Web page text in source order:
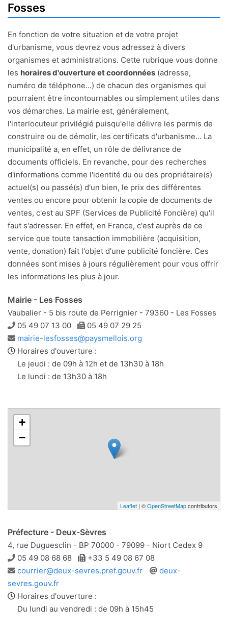
Fosses
En fonction de votre situation et de votre projet
d'urbanisme, vous devrez vous adressez à divers
organismes et administrations. Cette rubrique vous donne
les horaires d'ouverture et coordonnées (adresse,
numéro de téléphone...) de chacun des organismes qui
pourraient être incontournables ou simplement utiles dans
vos démarches. La mairie est, généralement,
l'interlocuteur privilégié puisqu'elle délivre les permis de
construire ou de démolir, les certificats d'urbanisme... La
municipalité a, en effet, un rôle de délivrance de
documents officiels. En revanche, pour des recherches
d'informations comme l'identité du ou des propriétaire(s)
actuel(s) ou passé(s) d'un bien, le prix des différentes
ventes ou encore pour obtenir la copie de documents de
ventes, c'est au SPF (Services de Publicité Foncière) qu'il
faut s'adresser. En effet, en France, c'est auprès de ce
service que toute tansaction immobilière (acquisition,
vente, donation) fait l'objet d'une publicité foncière. Ces
données sont mises à jours régulièrement pour vous offrir
les informations les plus à jour.
Mairie - Les Fosses
Vaubalier - 5 bis route de Perrignier - 79360 - Les Fosses
Téléphone
05 49 07 13 00 Télécopie
05 49 07 29 25
Adresse
e-
mail
mairie-lesfosses@paysmellois.org
Horaires d'ouverture :
Le jeudi : de 09h à 12h et de 13h30 à 18h
Le lundi : de 13h30 à 18h
+
−
Leaflet | ©OpenStreetMapcontributors
Préfecture - Deux-Sèvres
4, rue Duguesclin - BP 70000 - 79099 - Niort Cedex 9
Téléphone
05 49 08 68 68 Télécopie
+33 5 49 08 67 08
Adresse
e-
mail
courrier@deux-sevres.pref.gouv.fr
Site
deux-
sevres.gouv.fr
Horaires d'ouverture :
Du lundi au vendredi : de 09h à 15h45